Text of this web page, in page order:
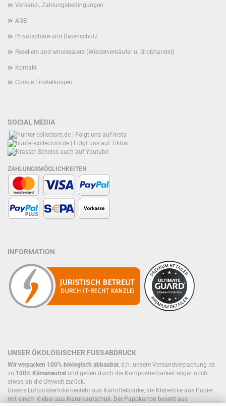
Versand-, Zahlungsbedingungen
AGB
Privatsphäre und Datenschutz
Resellers and wholesalers (Wiederverkäufer u. Großhandel)
Kontakt
Cookie Einstellungen
SOCIAL MEDIA
ZAHLUNGSMÖGLICHKEITEN
INFORMATION
UNSER ÖKOLOGISCHER FUSSABDRUCK
Wir verpacken 100% biologisch abbaubar, d.h. unsere Versandverpackung ist
zu 100% Klimaneutral und geben durch die Kompostierbarkeit sogar noch
etwas an die Umwelt zurück.
Unsere Luftpolsterfolie besteht aus Kartoffelstärke, die Klebefolie aus Papier
mit einem Kleber aus Naturkautschuk. Der Pappkarton beseht aus